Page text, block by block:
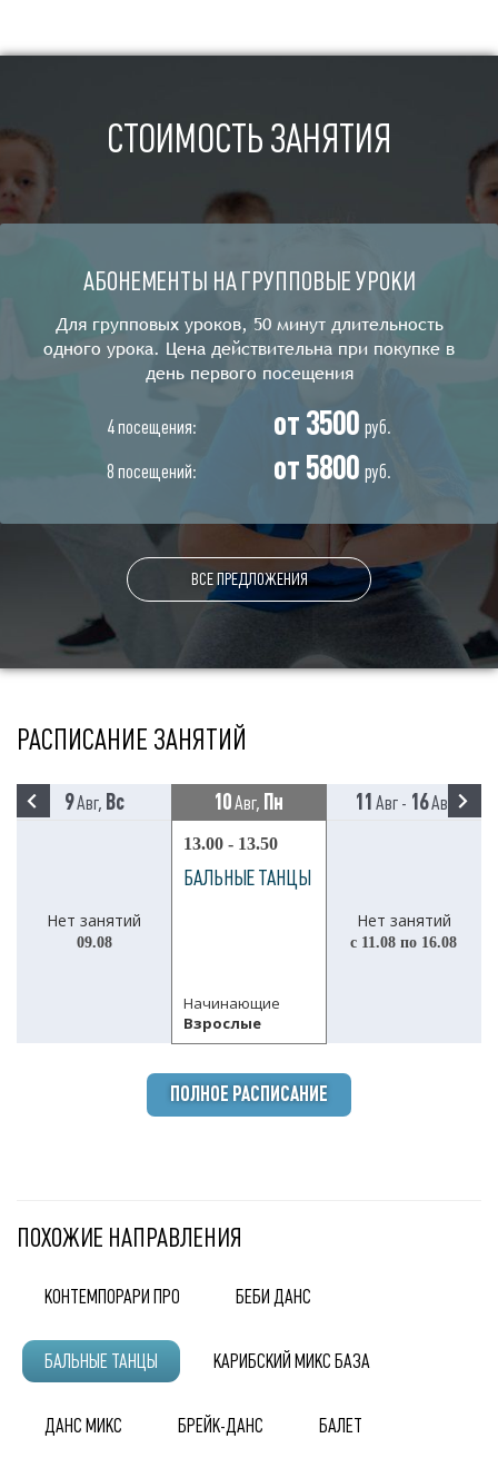
СТОИМОСТЬ ЗАНЯТИЯ
АБОНЕМЕНТЫ НА ГРУППОВЫЕ УРОКИ
Для групповых уроков, 50 минут длительность
одного урока. Цена действительна при покупке в
день первого посещения
4 посещения: от 3500 руб.
8 посещений:
от 5800 руб.
ВСЕ ПРЕДЛОЖЕНИЯ
РАСПИСАНИЕ ЗАНЯТИЙ
9Авг, Вс 10Авг, Пн 11 Авг - 16Авг
Нет занятий
09.08
13.00 - 13.50
БАЛЬНЫЕ ТАНЦЫ
Начинающие
Взрослые
Нет занятий
с 11.08 по 16.08
ПОЛНОЕ РАСПИСАНИЕ
ПОХОЖИЕ НАПРАВЛЕНИЯ
КОНТЕМПОРАРИ ПРО БЕБИ ДАНС
БАЛЬНЫЕ ТАНЦЫ КАРИБСКИЙ МИКС БАЗА
ДАНС МИКС БРЕЙК-ДАНС БАЛЕТ